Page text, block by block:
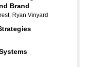
Brand
, Ryan Vinyard